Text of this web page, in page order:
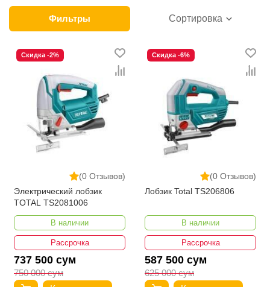
Фильтры Сортировка
(0 Отзывов)
Скидка -2%
Электрический лобзик
TOTAL TS2081006
В наличии
Рассрочка
737 500 сум
750 000 сум
(0 Отзывов)
Скидка -6%
Лобзик Total TS206806
В наличии
Рассрочка
587 500 сум
625 000 сум